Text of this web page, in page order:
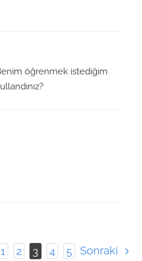
öğrenmek istediğim
1 2 3 4 5 Sonraki